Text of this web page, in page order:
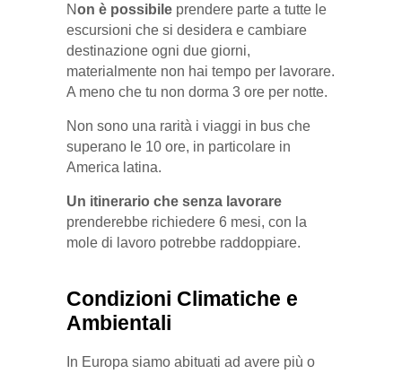
Non è possibile prendere parte a tutte le
escursioni che si desidera e cambiare
destinazione ogni due giorni,
materialmente non hai tempo per lavorare.
A meno che tu non dorma 3 ore per notte.
Non sono una rarità i viaggi in bus che
superano le 10 ore, in particolare in
America latina.
Un itinerario che senza lavorare
prenderebbe richiedere 6 mesi, con la
mole di lavoro potrebbe raddoppiare.
Condizioni Climatiche e
Ambientali
In Europa siamo abituati ad avere più o